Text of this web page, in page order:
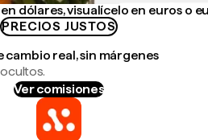
dólares, visualícelo en euros o
PRECIOS JUSTOS
cambio real, sin márgenes
Ver comisiones